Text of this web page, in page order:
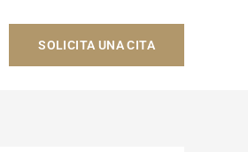
SOLICITA UNA CITA